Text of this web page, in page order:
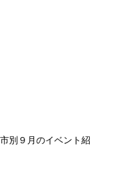
別９月のイベント紹